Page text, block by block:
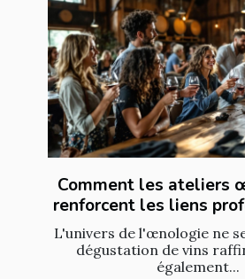
Comment les ateliers
renforcent les liens
L'univers de l'œnologie ne
dégustation de vins
également...